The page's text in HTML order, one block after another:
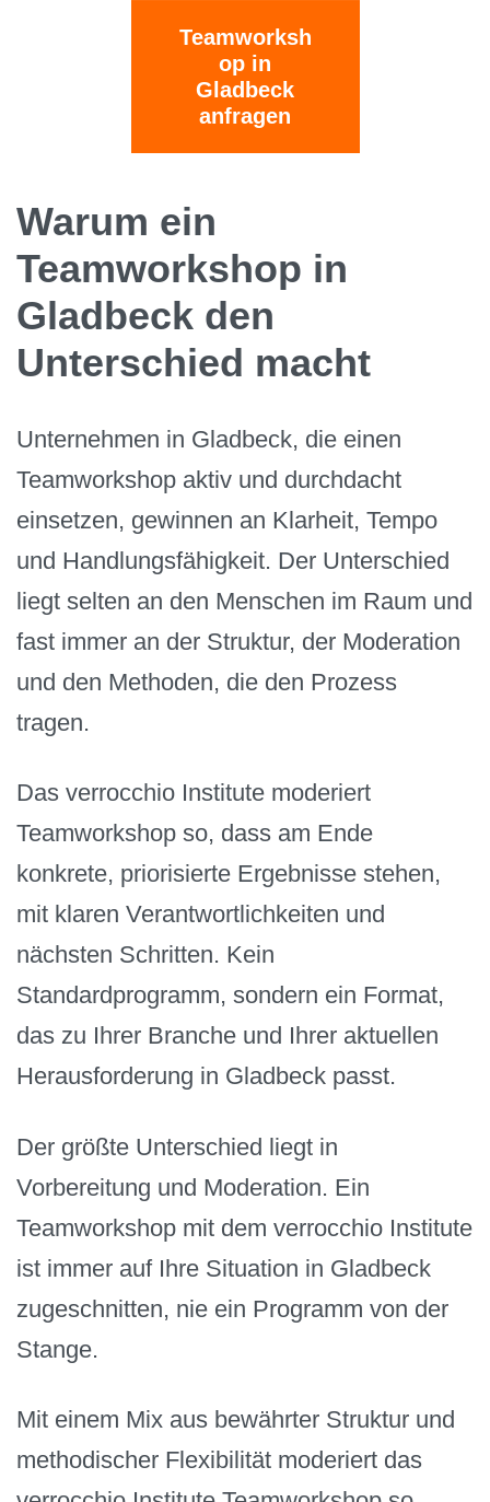
Teamworksh
op in
Gladbeck
anfragen
Warum ein
Teamworkshop in
Gladbeck den
Unterschied macht
Unternehmen in Gladbeck, die einen
Teamworkshop aktiv und durchdacht
einsetzen, gewinnen an Klarheit, Tempo
und Handlungsfähigkeit. Der Unterschied
liegt selten an den Menschen im Raum und
fast immer an der Struktur, der Moderation
und den Methoden, die den Prozess
tragen.
Das verrocchio Institute moderiert
Teamworkshop so, dass am Ende
konkrete, priorisierte Ergebnisse stehen,
mit klaren Verantwortlichkeiten und
nächsten Schritten. Kein
Standardprogramm, sondern ein Format,
das zu Ihrer Branche und Ihrer aktuellen
Herausforderung in Gladbeck passt.
Der größte Unterschied liegt in
Vorbereitung und Moderation. Ein
Teamworkshop mit dem verrocchio Institute
ist immer auf Ihre Situation in Gladbeck
zugeschnitten, nie ein Programm von der
Stange.
Mit einem Mix aus bewährter Struktur und
methodischer Flexibilität moderiert das